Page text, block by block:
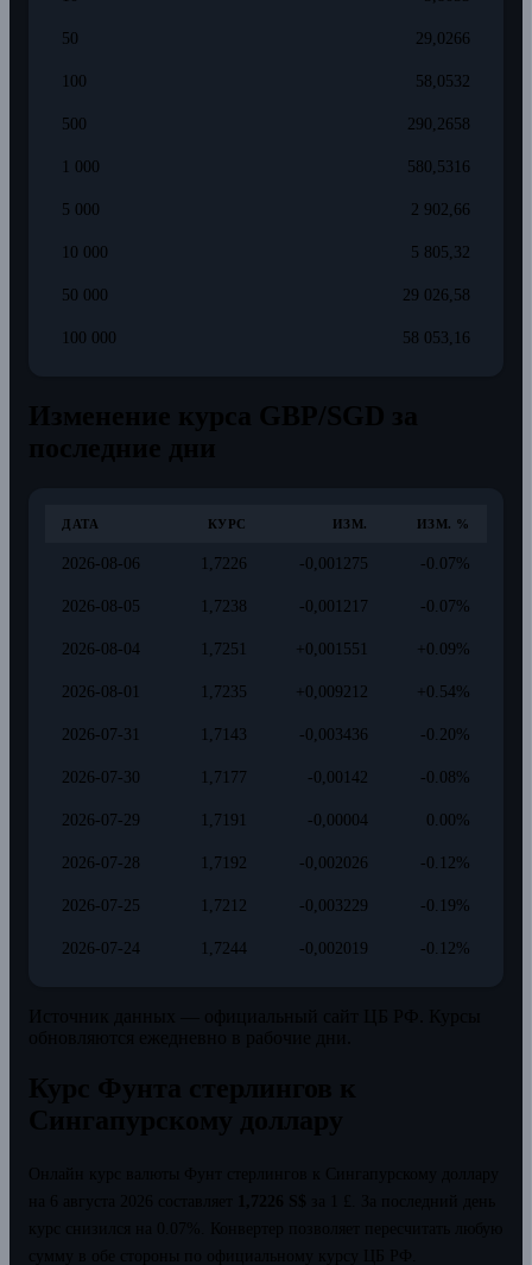
50 29,0266
100 58,0532
500 290,2658
1 000 580,5316
5 000 2 902,66
10 000 5 805,32
50 000 29 026,58
100 000 58 053,16
ДАТА КУРС ИЗМ. ИЗМ. %
2026-08-06 1,7226 -0,001275 -0.07%
2026-08-05 1,7238 -0,001217 -0.07%
2026-08-04 1,7251 +0,001551 +0.09%
2026-08-01 1,7235 +0,009212 +0.54%
2026-07-31 1,7143 -0,003436 -0.20%
2026-07-30 1,7177 -0,00142 -0.08%
2026-07-29 1,7191 -0,00004 0.00%
2026-07-28 1,7192 -0,002026 -0.12%
2026-07-25 1,7212 -0,003229 -0.19%
2026-07-24 1,7244 -0,002019 -0.12%